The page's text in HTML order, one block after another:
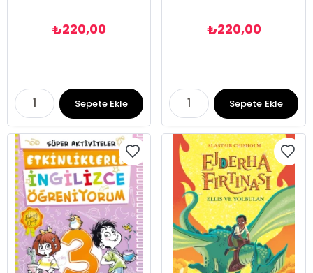
₺220,00
Sepete Ekle
₺220,00
Sepete Ekle